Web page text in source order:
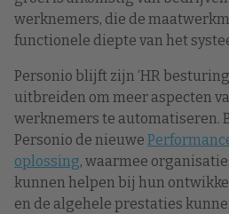
werknemers, die de
functionele diepte van het
Personio blijft zijn ‘HR
uitbreiden om meer aspecten
werknemers te automatiseren.
Personio de nieuwe
oplossing, waarmee
kunnen helpen bij hun
en de algehele prestaties